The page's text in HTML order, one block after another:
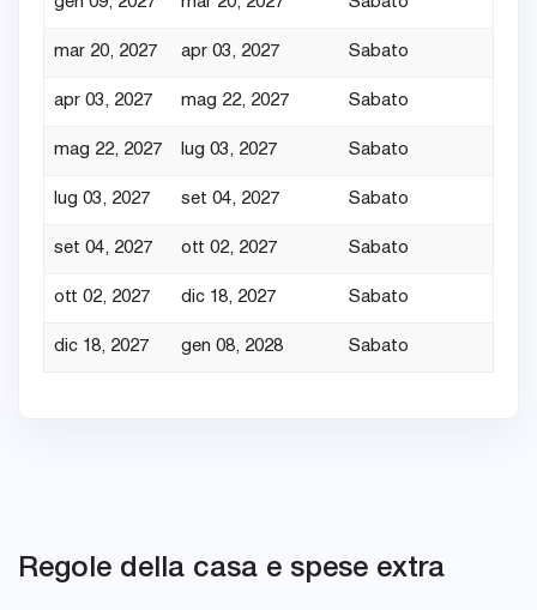
mar 20, 2027 apr 03, 2027 Sabato
apr 03, 2027 mag 22, 2027 Sabato
mag 22, 2027 lug 03, 2027 Sabato
lug 03, 2027 set 04, 2027 Sabato
set 04, 2027 ott 02, 2027 Sabato
ott 02, 2027 dic 18, 2027 Sabato
dic 18, 2027 gen 08, 2028 Sabato
Regole della casa e spese extra